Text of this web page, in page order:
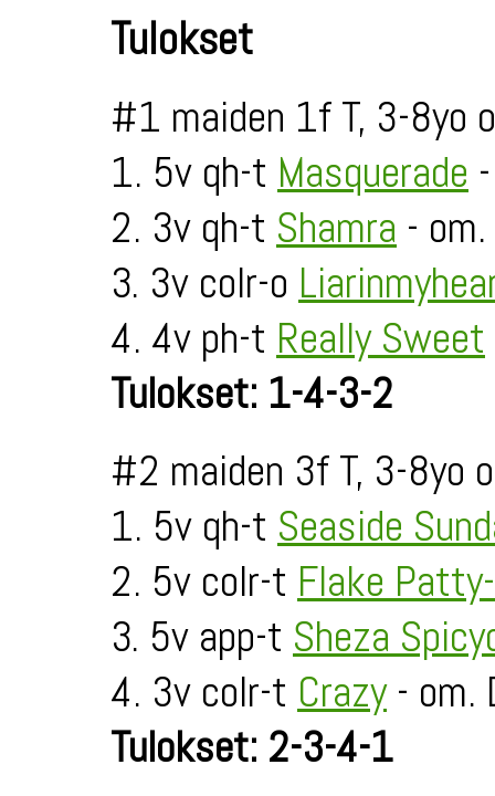
Tulokset
#1 maiden 1f T, 3-
1. 5v qh-t Masquerade
2. 3v qh-t Shamra -
3. 3v colr-o
4. 4v ph-t Really Sweet
Tulokset: 1-4-3-2
#2 maiden 3f T, 3-
1. 5v qh-t Seaside
2. 5v colr-t Flake
3. 5v app-t Sheza
4. 3v colr-t Crazy- om.
Tulokset: 2-3-4-1